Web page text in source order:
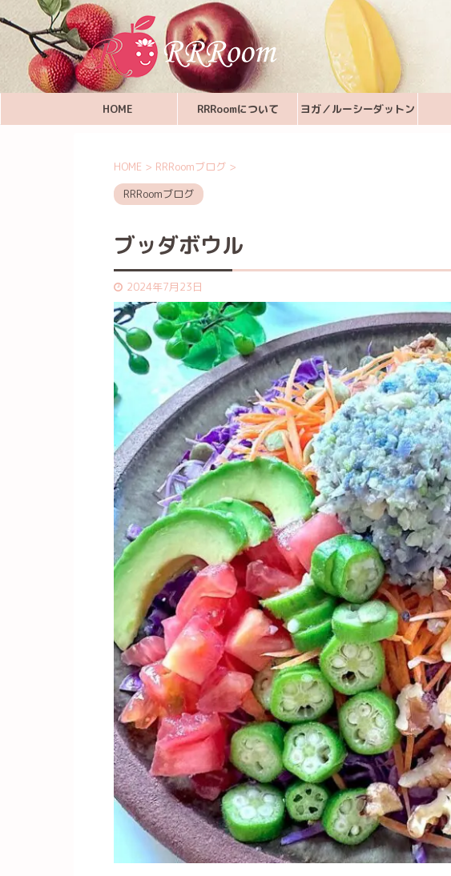
HOME RRRoomについて ヨガ／ルーシーダットン
HOME > RRRoomブログ >
RRRoomブログ
ブッダボウル
2024年7月23日